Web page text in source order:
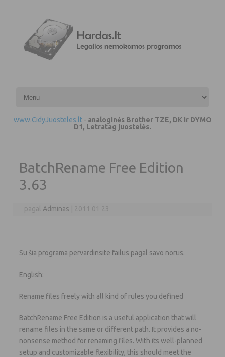
www.CidyJuosteles.lt- analoginės Brother TZE, DK ir DYMO
D1, Letratag juostelės.
BatchRename Free Edition
3.63
pagal Adminas 2011 01 23
Su šia programa pervardinsite failus pagal savo norus.
English:
Rename files freely with all kind of rules you defined
BatchRename Free Edition is a useful application that will
rename files in the same or different path. It provides a no-
nonsense method for renaming files. With its well-planned
setup and customizable flexibility, this should meet the